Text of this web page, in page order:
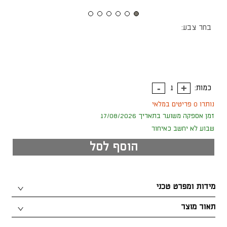
בחר צבע:
כמות:
נותרו 0 פריטים במלאי
זמן אספקה משוער בתאריך 17/08/2026
שבוע לא יחשב כאיחור
הוסף לסל
תאור מוצר
מידות ומפרט טכני